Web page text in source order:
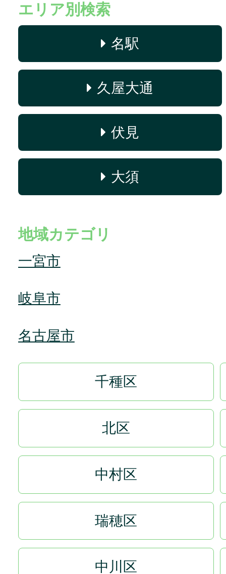
エリア別検索
名駅
久屋大通
伏見
大須
地域カテゴリ
一宮市
岐阜市
名古屋市
千種区
北区
中村区
瑞穂区
中川区